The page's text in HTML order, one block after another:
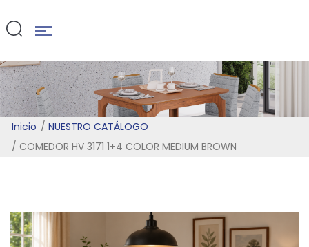
Inicio
NUESTRO CATÁLOGO
COMEDOR HV 3171 1+4 COLOR MEDIUM BROWN